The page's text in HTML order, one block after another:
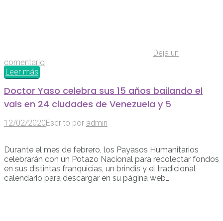
Deja un
comentario
Leer más
Doctor Yaso celebra sus 15 años bailando el
vals en 24 ciudades de Venezuela y 5
12/02/2020Escrito por admin
Durante el mes de febrero, los Payasos Humanitarios
celebrarán con un Potazo Nacional para recolectar fondos
en sus distintas franquicias, un brindis y el tradicional
calendario para descargar en su página web…